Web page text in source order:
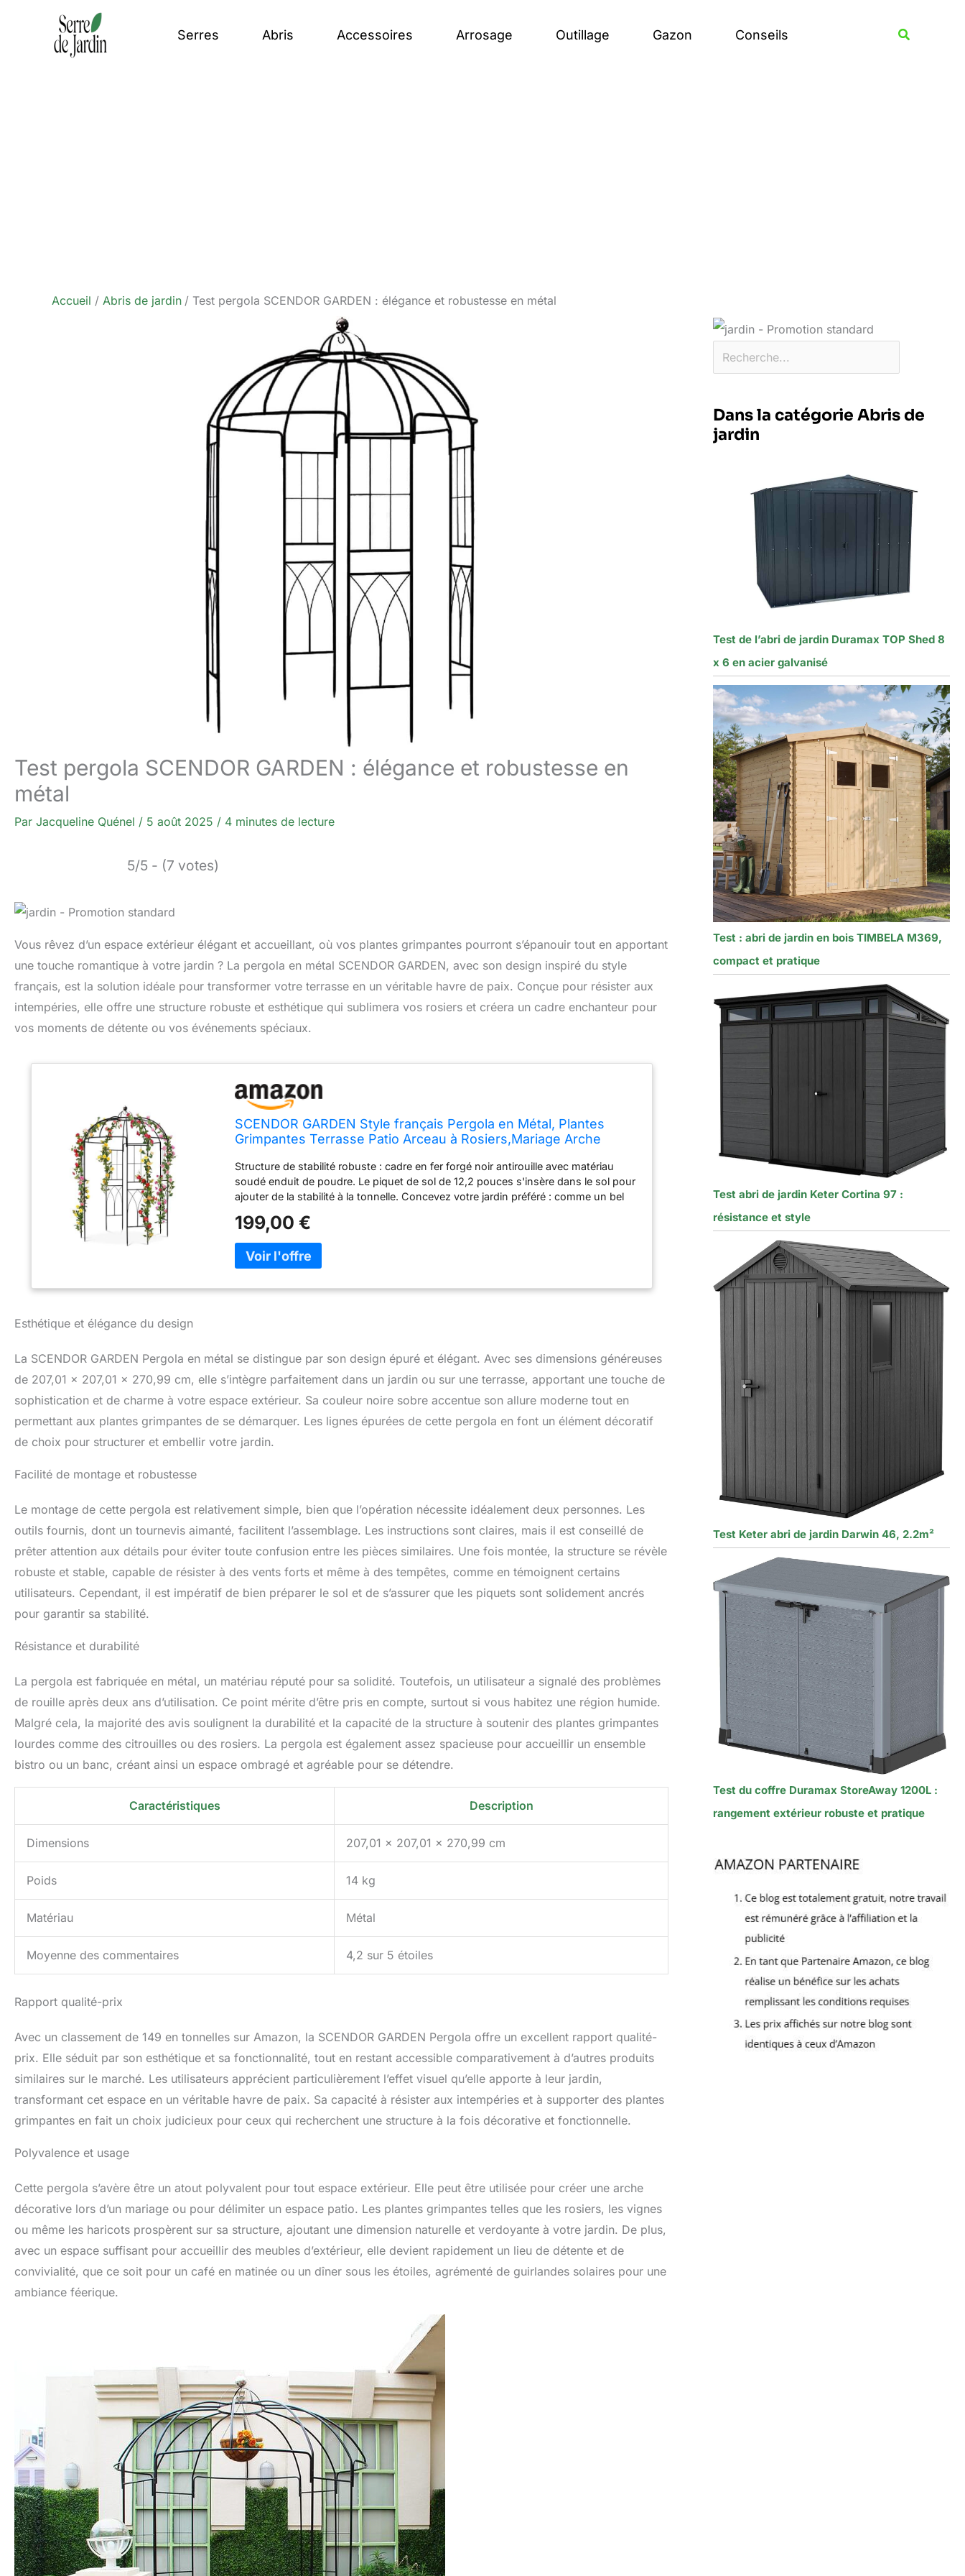
Serres Abris Accessoires Arrosage Outillage Gazon Conseils
Accueil Abris de jardin Test pergola SCENDOR GARDEN : élégance et robustesse en métal
Test pergola SCENDOR GARDEN : élégance et robustesse en
métal
Par Jacqueline Quénel / 5 août 2025 / 4 minutes de lecture
5/5 - (7 votes)
Vous rêvez d’un espace extérieur élégant et accueillant, où vos plantes grimpantes pourront s’épanouir tout en apportant
une touche romantique à votre jardin ? La pergola en métal SCENDOR GARDEN, avec son design inspiré du style
français, est la solution idéale pour transformer votre terrasse en un véritable havre de paix. Conçue pour résister aux
intempéries, elle offre une structure robuste et esthétique qui sublimera vos rosiers et créera un cadre enchanteur pour
vos moments de détente ou vos événements spéciaux.
SCENDOR GARDEN Style français Pergola en Métal, Plantes
Grimpantes Terrasse Patio Arceau à Rosiers,Mariage Arche
Structure de stabilité robuste : cadre en fer forgé noir antirouille avec matériau
soudé enduit de poudre. Le piquet de sol de 12,2 pouces s'insère dans le sol pour
ajouter de la stabilité à la tonnelle. Concevez votre jardin préféré : comme un bel
saisons. Comme les vignes grimpantes, les roses, les gloires du matin, les
glycines, les vignes. Le bricolage peut également décorer le gazebo avec des
lumières ou un voile. (Produit Non Inclus Assez Lumières Ou Voile) Avec de
bonnes propriétés anticorrosives et antirouille : forte résistance au vent. Tonnelle
en arc de jardin facile à positionner ou à déplacer. Dimensions de l'unité : H 9 pi x P
détaillées et quelques attaches supplémentaires.
199,00 €
Esthétique et élégance du design
La SCENDOR GARDEN Pergola en métal se distingue par son design épuré et élégant. Avec ses dimensions généreuses
de 207,01 x 207,01 x 270,99 cm, elle s’intègre parfaitement dans un jardin ou sur une terrasse, apportant une touche de
sophistication et de charme à votre espace extérieur. Sa couleur noire sobre accentue son allure moderne tout en
permettant aux plantes grimpantes de se démarquer. Les lignes épurées de cette pergola en font un élément décoratif
de choix pour structurer et embellir votre jardin.
Facilité de montage et robustesse
Le montage de cette pergola est relativement simple, bien que l’opération nécessite idéalement deux personnes. Les
outils fournis, dont un tournevis aimanté, facilitent l’assemblage. Les instructions sont claires, mais il est conseillé de
prêter attention aux détails pour éviter toute confusion entre les pièces similaires. Une fois montée, la structure se révèle
robuste et stable, capable de résister à des vents forts et même à des tempêtes, comme en témoignent certains
utilisateurs. Cependant, il est impératif de bien préparer le sol et de s’assurer que les piquets sont solidement ancrés
pour garantir sa stabilité.
Résistance et durabilité
La pergola est fabriquée en métal, un matériau réputé pour sa solidité. Toutefois, un utilisateur a signalé des problèmes
de rouille après deux ans d’utilisation. Ce point mérite d’être pris en compte, surtout si vous habitez une région humide.
Malgré cela, la majorité des avis soulignent la durabilité et la capacité de la structure à soutenir des plantes grimpantes
lourdes comme des citrouilles ou des rosiers. La pergola est également assez spacieuse pour accueillir un ensemble
bistro ou un banc, créant ainsi un espace ombragé et agréable pour se détendre.
Caractéristiques Description
Dimensions 207,01 x 207,01 x 270,99 cm
Poids 14 kg
Matériau Métal
Moyenne des commentaires 4,2 sur 5 étoiles
Rapport qualité-prix
Avec un classement de 149 en tonnelles sur Amazon, la SCENDOR GARDEN Pergola offre un excellent rapport qualité-
prix. Elle séduit par son esthétique et sa fonctionnalité, tout en restant accessible comparativement à d’autres produits
similaires sur le marché. Les utilisateurs apprécient particulièrement l’effet visuel qu’elle apporte à leur jardin,
transformant cet espace en un véritable havre de paix. Sa capacité à résister aux intempéries et à supporter des plantes
grimpantes en fait un choix judicieux pour ceux qui recherchent une structure à la fois décorative et fonctionnelle.
Polyvalence et usage
Cette pergola s’avère être un atout polyvalent pour tout espace extérieur. Elle peut être utilisée pour créer une arche
décorative lors d’un mariage ou pour délimiter un espace patio. Les plantes grimpantes telles que les rosiers, les vignes
ou même les haricots prospèrent sur sa structure, ajoutant une dimension naturelle et verdoyante à votre jardin. De plus,
avec un espace suffisant pour accueillir des meubles d’extérieur, elle devient rapidement un lieu de détente et de
convivialité, que ce soit pour un café en matinée ou un dîner sous les étoiles, agrémenté de guirlandes solaires pour une
ambiance féerique.
Dans la catégorie Abris de
jardin
Test de l’abri de jardin Duramax TOP Shed 8
x 6 en acier galvanisé
Test : abri de jardin en bois TIMBELA M369,
compact et pratique
Test abri de jardin Keter Cortina 97 :
résistance et style
Test Keter abri de jardin Darwin 46, 2.2m²
Test du coffre Duramax StoreAway 1200L :
rangement extérieur robuste et pratique